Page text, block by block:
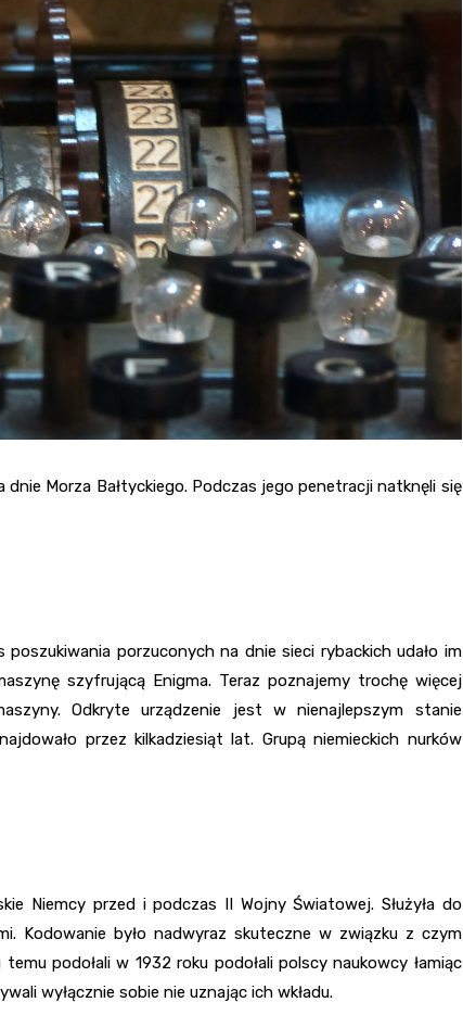
dnie Morza Bałtyckiego. Podczas jego penetracji natknęli się
porzuconych na dnie sieci rybackich udało im
szyfrującą Enigma. Teraz poznajemy trochę więcej
Odkryte urządzenie jest w nienajlepszym stanie
przez kilkadziesiąt lat. Grupą niemieckich nurków
Niemcy przed i podczas II Wojny Światowej. Służyła do
Kodowanie było nadwyraz skuteczne w związku z czym
podołali w 1932 roku podołali polscy naukowcy łamiąc
wyłącznie sobie nie uznając ich wkładu.